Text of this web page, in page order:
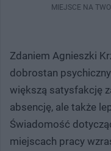
MIEJSCE NA
Zdaniem Agnieszki
dobrostan
większą satysfakcję
absencję, ale także
Świadomość
miejscach pracy